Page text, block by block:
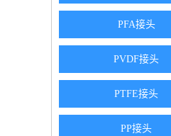
PFA接头
PVDF接头
PTFE接头
PP接头